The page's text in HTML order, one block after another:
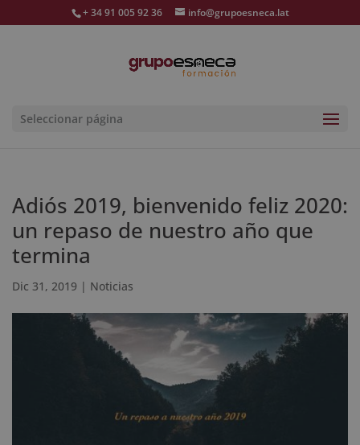
+ 34 91 005 92 36 info@grupoesneca.lat
Seleccionar página
Adiós 2019, bienvenido feliz 2020:
un repaso de nuestro año que
termina
Dic 31, 2019 | Noticias